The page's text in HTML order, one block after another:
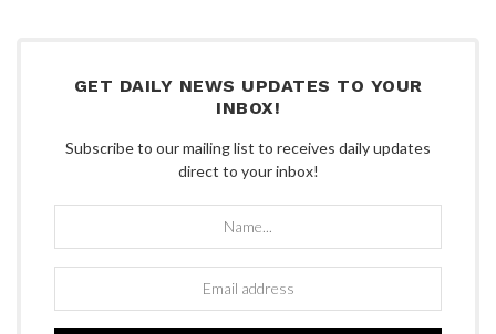
GET DAILY NEWS UPDATES TO YOUR
INBOX!
Subscribe to our mailing list to receives daily updates
direct to your inbox!